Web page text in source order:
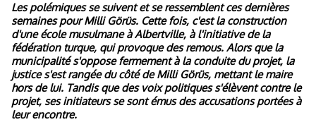
Les polémiques se suivent et se ressemblent ces dernières
semaines pour Milli Görüs. Cette fois, c'est la construction
d'une école musulmane à Albertville, à l'initiative de la
fédération turque, qui provoque des remous. Alors que la
municipalité s'oppose fermement à la conduite du projet, la
justice s'est rangée du côté de Milli Görüs, mettant le maire
hors de lui. Tandis que des voix politiques s'élèvent contre le
projet, ses initiateurs se sont émus des accusations portées à
leur encontre.